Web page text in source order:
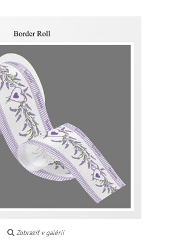
Zobraziť v galérii